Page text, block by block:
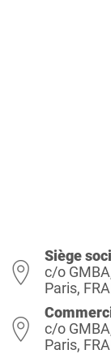
Siège
c/o
Paris,
c/o
Paris,